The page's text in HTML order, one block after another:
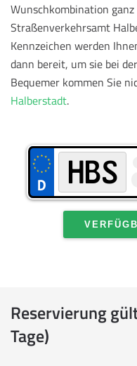
Wunschkombination
Straßenverkehrsamt
Kennzeichen werden
dann bereit, um sie bei
Bequemer kommen Sie
Halberstadt.
Reservierung
Tage)